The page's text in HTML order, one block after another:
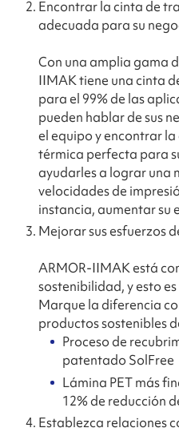
Encontrar la cinta de
adecuada para su
Con una amplia gama
IIMAK tiene una cinta
para el 99% de las
pueden hablar de sus
el equipo y encontrar
térmica perfecta para
ayudarles a lograr una
velocidades de
instancia, aumentar su
Mejorar sus esfuerzos
ARMOR-IIMAK está
sostenibilidad, y esto
Marque la diferencia
productos sostenibles
Proceso de
patentado SolFree
Lámina PET más
12% de reducción
Establezca relaciones